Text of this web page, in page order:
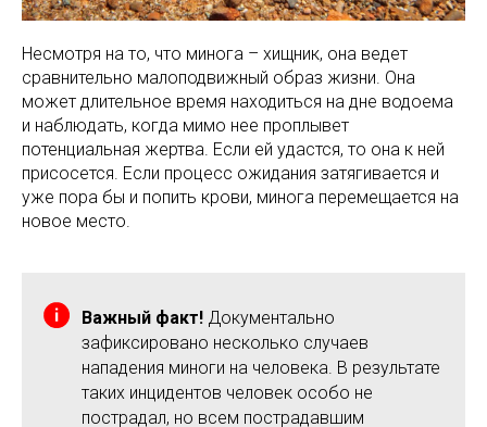
Несмотря на то, что минога – хищник, она ведет
сравнительно малоподвижный образ жизни. Она
может длительное время находиться на дне водоема
и наблюдать, когда мимо нее проплывет
потенциальная жертва. Если ей удастся, то она к ней
присосется. Если процесс ожидания затягивается и
уже пора бы и попить крови, минога перемещается на
новое место.
Важный факт! Документально
зафиксировано несколько случаев
нападения миноги на человека. В результате
таких инцидентов человек особо не
пострадал, но всем пострадавшим